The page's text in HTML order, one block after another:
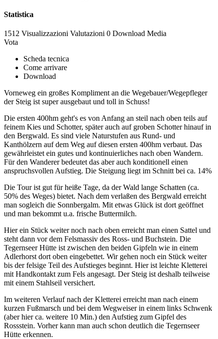
Statistica
1512 Visualizzazioni Valutazioni 0 Download Media
Vota
Scheda tecnica
Come arrivare
Download
Vorneweg ein großes Kompliment an die Wegebauer/Wegepfleger
der Steig ist super ausgebaut und toll in Schuss!
Die ersten 400hm geht's es von Anfang an steil nach oben teils auf
feinem Kies und Schotter, später auch auf groben Schotter hinauf in
den Bergwald. Es sind viele Naturstufen aus Rund- und
Kanthölzern auf dem Weg auf diesen ersten 400hm verbaut. Das
gewährleistet ein gutes und kontinuierliches nach oben Wandern.
Für den Wanderer bedeutet das aber auch konditionell einen
anspruchsvollen Aufstieg. Die Steigung liegt im Schnitt bei ca. 14%
Die Tour ist gut für heiße Tage, da der Wald lange Schatten (ca.
50% des Weges) bietet. Nach dem verlaßen des Bergwald erreicht
man sogleich die Sonnbergalm. Mit etwas Glück ist dort geöffnet
und man bekommt u.a. frische Buttermilch.
Hier ein Stück weiter noch nach oben erreicht man einen Sattel und
steht dann vor dem Felsmassiv des Ross- und Buchstein. Die
Tegernseer Hütte ist zwischen den beiden Gipfeln wie in einem
Adlerhorst dort oben eingebettet. Wir gehen noch ein Stück weiter
bis der felsige Teil des Aufstieges beginnt. Hier ist leichte Kletterei
mit Handkontakt zum Fels angesagt. Der Steig ist deshalb teilweise
mit einem Stahlseil versichert.
Im weiteren Verlauf nach der Kletterei erreicht man nach einem
kurzen Fußmarsch und bei dem Wegweiser in einem links Schwenk
(aber hier ca. weitere 10 Min.) den Aufstieg zum Gipfel des
Rossstein. Vorher kann man auch schon deutlich die Tegernseer
Hütte erkennen.